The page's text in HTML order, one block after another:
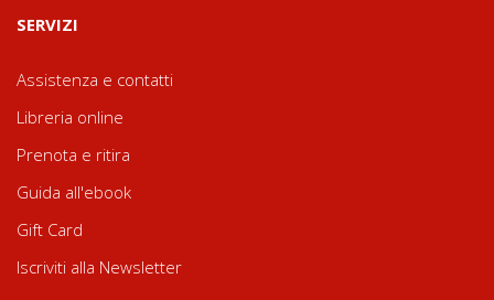
SERVIZI
Assistenza e contatti
Libreria online
Prenota e ritira
Guida all'ebook
Gift Card
Iscriviti alla Newsletter